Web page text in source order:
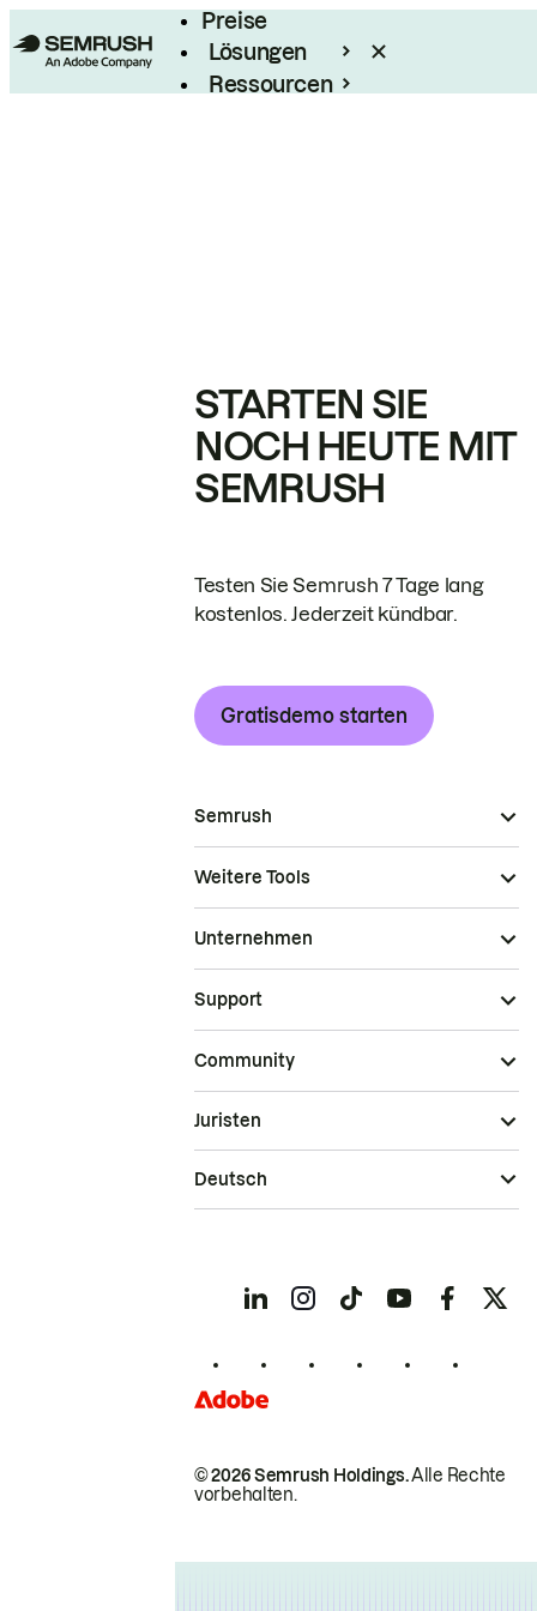
Preise
Lösungen
Ressourcen
STARTEN SIE
NOCH HEUTE MIT
SEMRUSH
Testen Sie Semrush 7 Tage lang
kostenlos. Jederzeit kündbar.
Gratisdemo starten
Semrush
Weitere Tools
Unternehmen
Support
Community
© 2026 Semrush Holdings.Alle Rechte
vorbehalten.
Juristen
Deutsch